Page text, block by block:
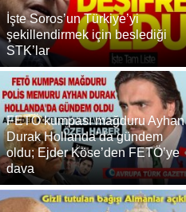
İşte Soros’un Türkiye’yi
şekillendirmek için beslediği
STK’lar
FETÖ kumpası mağduru Ayhan
Durak Hollanda’da gündem
oldu; Ejder Köse’den FETÖ’ye
dava